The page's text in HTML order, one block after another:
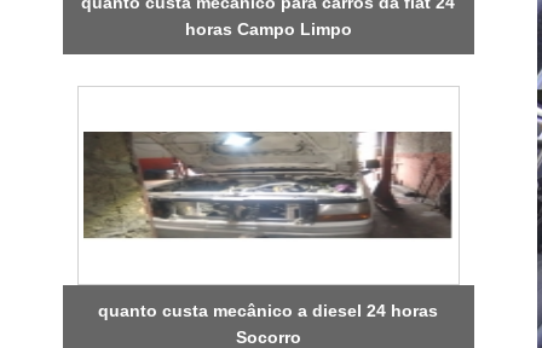
horas Campo Limpo
quanto custa mecânico a diesel 24 horas
Socorro